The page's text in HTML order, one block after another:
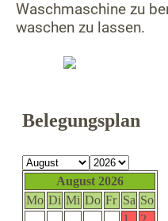
Waschmaschine zu
waschen zu lassen.